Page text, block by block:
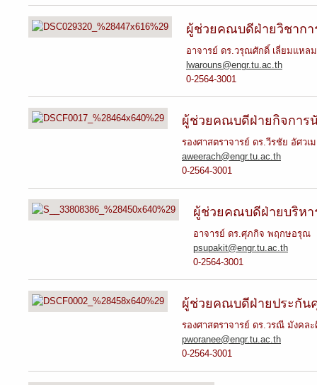
ผู้ช่วยคณบดีฝ่ายวิชากา
อาจารย์ ดร.วรุณศักดิ์ เลี่ยมแหลม
lwarouns@engr.tu.ac.th
0-2564-3001
ผู้ช่วยคณบดีฝ่ายกิจการ
รองศาสตราจารย์ ดร.วีรชัย อัศวเ
aweerach@engr.tu.ac.th
0-2564-3001
ผู้ช่วยคณบดีฝ่ายบริหา
อาจารย์ ดร.ศุภกิจ พฤกษอรุณ
psupakit@engr.tu.ac.th
0-2564-3001
ผู้ช่วยคณบดีฝ่ายประกั
รองศาสตราจารย์ ดร.วรณี มังคละ
pworanee@engr.tu.ac.th
0-2564-3001